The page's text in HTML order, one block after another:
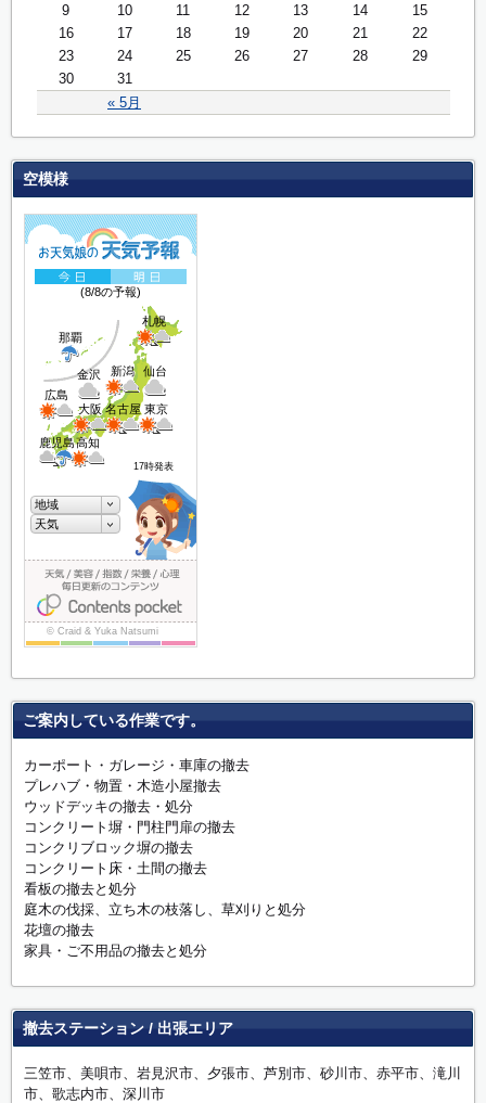
« 5月
9
10 11 12 13 14
15
16
17 18 19 20 21
22
23
24 25 26 27 28
29
30
31
空模様
ご案内している作業です。
カーポート・ガレージ・車庫の撤去
プレハブ・物置・木造小屋撤去
ウッドデッキの撤去・処分
コンクリート塀・門柱門扉の撤去
コンクリブロック塀の撤去
コンクリート床・土間の撤去
看板の撤去と処分
庭木の伐採、立ち木の枝落し、草刈りと処分
花壇の撤去
家具・ご不用品の撤去と処分
撤去ステーション / 出張エリア
三笠市、美唄市、岩見沢市、夕張市、芦別市、砂川市、赤平市、滝川
市、歌志内市、深川市